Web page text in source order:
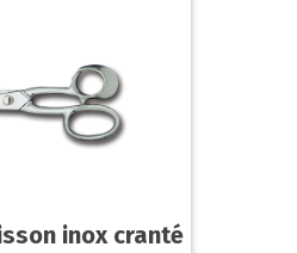
inox cranté